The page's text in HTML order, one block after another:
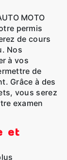
MOTO
permis
de cours
Nos
à vos
de
Grâce à des
vous serez
examen
et